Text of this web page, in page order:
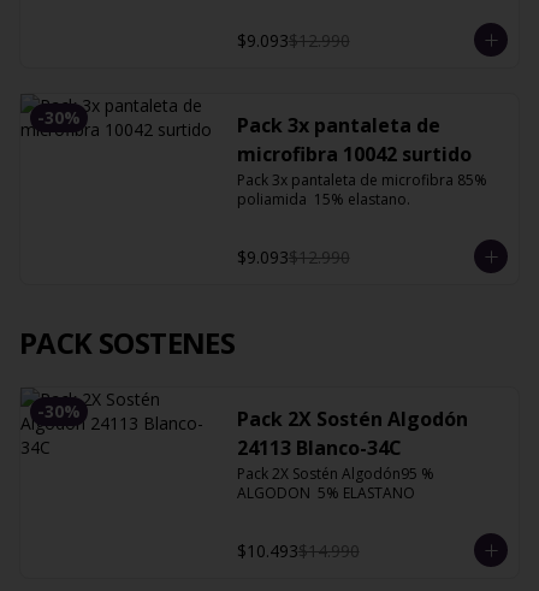
$9.093$12.990
-30%
Pack 3x pantaleta de
microfibra 10042 surtido
Pack 3x pantaleta de microfibra 85%
poliamida  15% elastano.
$9.093$12.990
PACK SOSTENES
-30%
Pack 2X Sostén Algodón
24113 Blanco-34C
Pack 2X Sostén Algodón95 %
ALGODON  5% ELASTANO
$10.493$14.990